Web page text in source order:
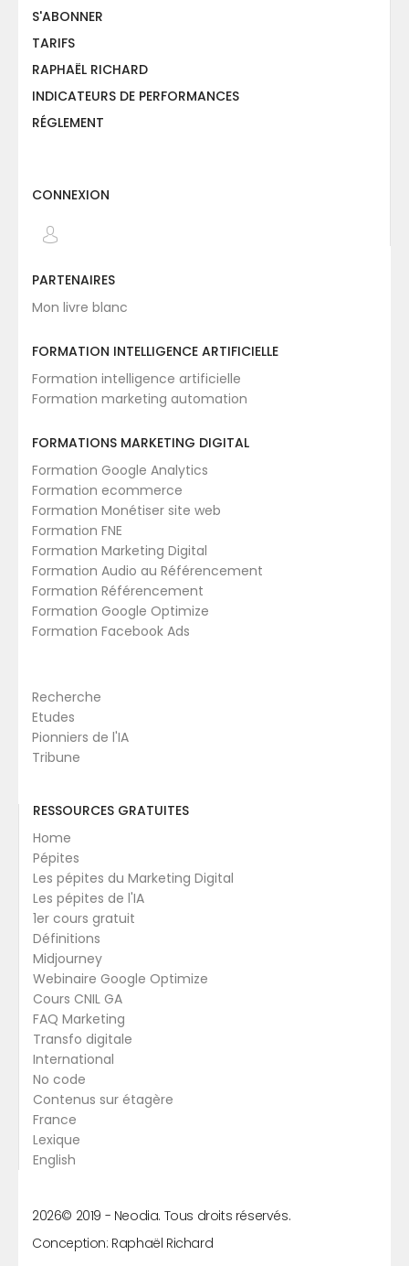
S'ABONNER
TARIFS
RAPHAËL RICHARD
INDICATEURS DE PERFORMANCES
RÉGLEMENT
CONNEXION
PARTENAIRES
Mon livre blanc
FORMATION INTELLIGENCE ARTIFICIELLE
Formation intelligence artificielle
Formation marketing automation
FORMATIONS MARKETING DIGITAL
Formation Google Analytics
Formation ecommerce
Formation Monétiser site web
Formation FNE
Formation Marketing Digital
Formation Audio au Référencement
Formation Référencement
Formation Google Optimize
Formation Facebook Ads
Recherche
Etudes
Pionniers de l'IA
Tribune
RESSOURCES GRATUITES
Home
Pépites
Les pépites du Marketing Digital
Les pépites de l'IA
1er cours gratuit
Définitions
Midjourney
Webinaire Google Optimize
Cours CNIL GA
FAQ Marketing
Transfo digitale
International
No code
Contenus sur étagère
France
Lexique
English
© 2019 -
2026
Neodia. Tous droits réservés.
Conception: Raphaël Richard